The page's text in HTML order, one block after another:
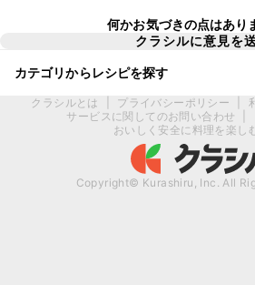
何かお気づきの点はあり
クラシルに意見を
カテゴリからレシピを探す
クラシルとは プライバシーポリシー
サービスに関してのお問い合わせ
おいしく安全に料理を楽し
Copyright© Kurashiru, Inc. All